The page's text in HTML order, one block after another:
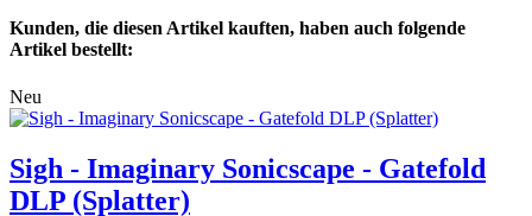
Kunden, die diesen Artikel kauften, haben auch folgende
Artikel bestellt:
Neu
Sigh - Imaginary Sonicscape - Gatefold
DLP (Splatter)